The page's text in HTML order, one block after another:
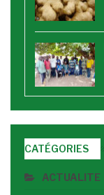
CATÉGORIES
ACTUALITE